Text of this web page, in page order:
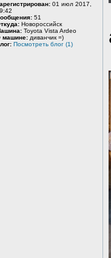
01 июл 2017,
51
Новороссийск
Toyota Vista Ardeo
машине: диванчик =)
Посмотреть блог (1)